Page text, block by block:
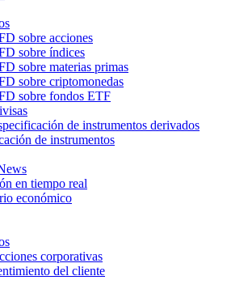
sobre acciones
sobre índices
sobre materias primas
sobre criptomonedas
sobre fondos ETF
de instrumentos derivados
de instrumentos
en tiempo real
económico
corporativas
del cliente